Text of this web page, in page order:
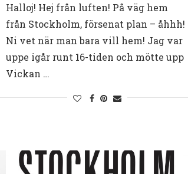
Halloj! Hej från luften! På väg hem
från Stockholm, försenat plan – åhhh!
Ni vet när man bara vill hem! Jag var
uppe igår runt 16-tiden och mötte upp
Vickan …